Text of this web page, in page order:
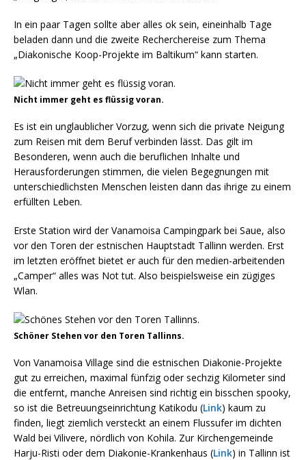
In ein paar Tagen sollte aber alles ok sein, eineinhalb Tage
beladen dann und die zweite Recherchereise zum Thema
„Diakonische Koop-Projekte im Baltikum“ kann starten.
Nicht immer geht es flüssig voran.
Es ist ein unglaublicher Vorzug, wenn sich die private Neigung
zum Reisen mit dem Beruf verbinden lässt. Das gilt im
Besonderen, wenn auch die beruflichen Inhalte und
Herausforderungen stimmen, die vielen Begegnungen mit
unterschiedlichsten Menschen leisten dann das ihrige zu einem
erfüllten Leben.
Erste Station wird der Vanamoisa Campingpark bei Saue, also
vor den Toren der estnischen Hauptstadt Tallinn werden. Erst
im letzten eröffnet bietet er auch für den medien-arbeitenden
„Camper“ alles was Not tut. Also beispielsweise ein zügiges
Wlan.
Schöner Stehen vor den Toren Tallinns.
Von Vanamoisa Village sind die estnischen Diakonie-Projekte
gut zu erreichen, maximal fünfzig oder sechzig Kilometer sind
die entfernt, manche Anreisen sind richtig ein bisschen spooky,
so ist die Betreuungseinrichtung Katikodu (Link) kaum zu
finden, liegt ziemlich versteckt an einem Flussufer im dichten
Wald bei Vilivere, nördlich von Kohila. Zur Kirchengemeinde
Harju-Risti oder dem Diakonie-Krankenhaus (Link) in Tallinn ist